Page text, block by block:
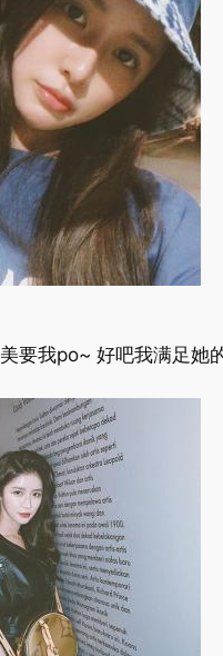
要我po~ 好吧我满足她